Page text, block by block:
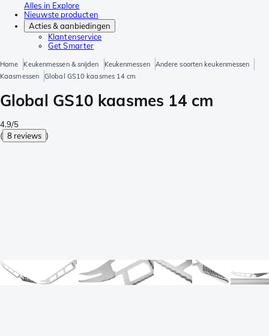
Alles in Explore
Nieuwste producten
Acties & aanbiedingen
Klantenservice
Get Smarter
Home Keukenmessen & snijden Keukenmessen
Andere soorten keukenmessen
Kaasmessen
Global GS10 kaasmes 14 cm
Global GS10 kaasmes 14 cm
4.9/5
( 8 reviews )